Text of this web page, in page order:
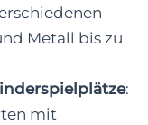
Metall bis zu
:
mit